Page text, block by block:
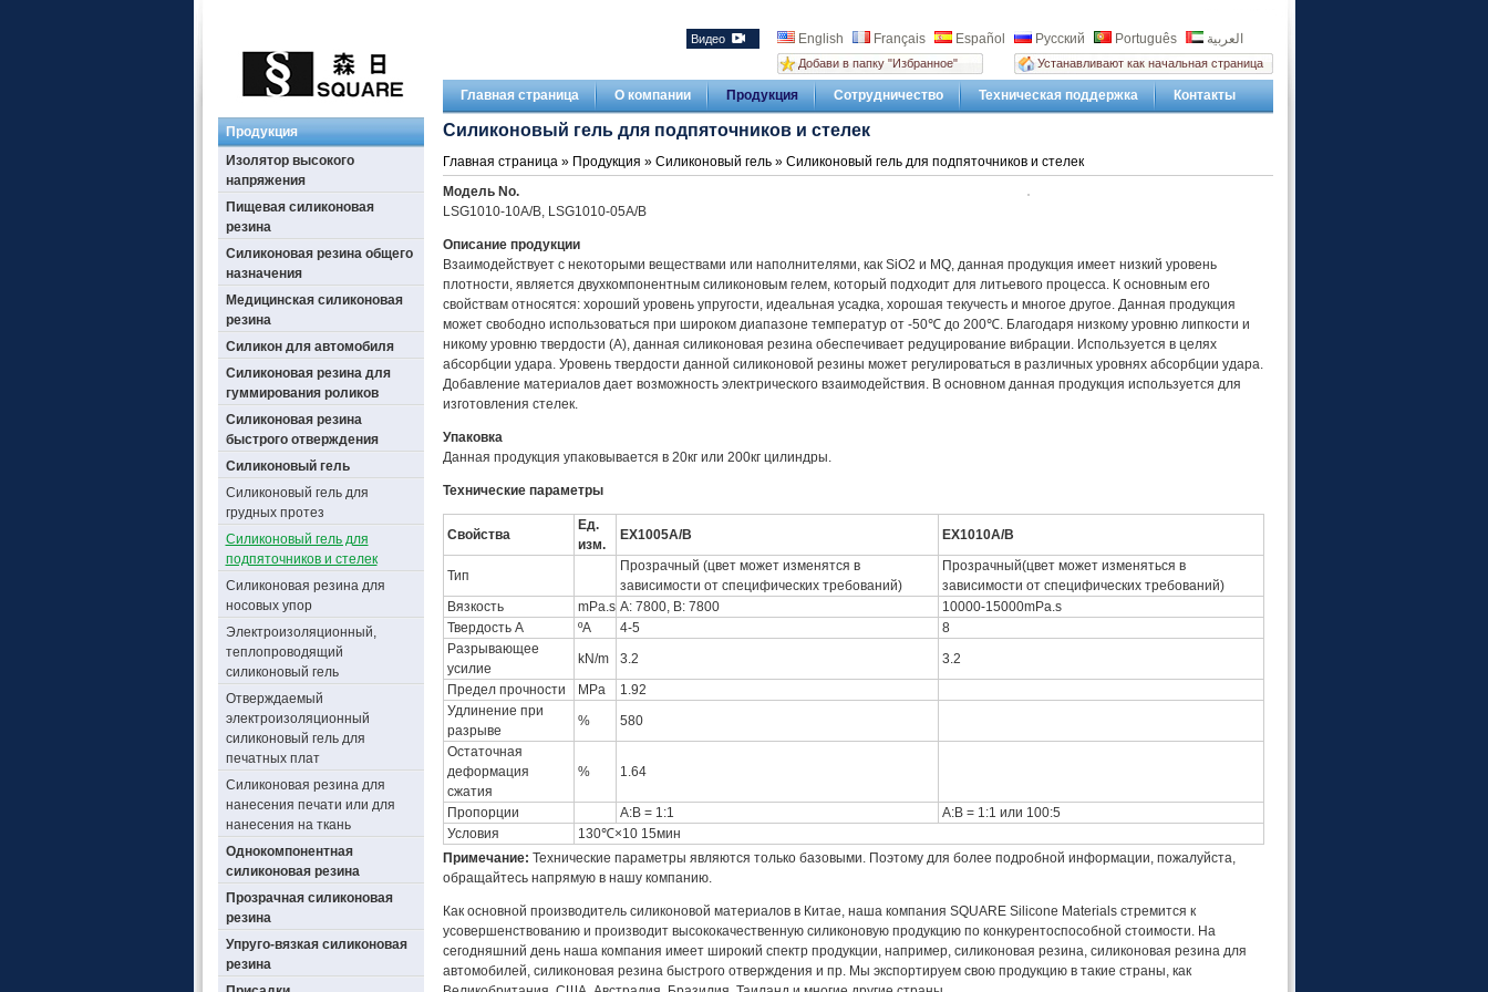
Видео English Français Español Русский Português العربية
Устанавливают как начальная страница
Добави в папку "Избранное"
Главная страница О компании Продукция Сотрудничество Техническая поддержка Контакты
Продукция
Изолятор высокого
напряжения
Пищевая силиконовая
резина
Силиконовая резина общего
назначения
Медицинская силиконовая
резина
Силикон для автомобиля
Силиконовая резина для
гуммирования роликов
Силиконовая резина
быстрого отверждения
Силиконовый гель
Силиконовый гель для
грудных протез
Силиконовый гель для
подпяточников и стелек
Силиконовая резина для
носовых упор
Электроизоляционный,
теплопроводящий
силиконовый гель
Отверждаемый
электроизоляционный
силиконовый гель для
печатных плат
Силиконовая резина для
нанесения печати или для
нанесения на ткань
Однокомпонентная
силиконовая резина
Прозрачная силиконовая
резина
Упруго-вязкая силиконовая
резина
Силиконовый гель для подпяточников и стелек
Главная страница» Продукция » Силиконовый гель» Силиконовый гель для подпяточников и стелек
Модель No.
LSG1010-10A/B, LSG1010-05A/B
Описание продукции
Взаимодействует с некоторыми веществами или наполнителями, как SiO2 и MQ, данная продукция имеет низкий уровень
плотности, является двухкомпонентным силиконовым гелем, который подходит для литьевого процесса. К основным его
свойствам относятся: хороший уровень упругости, идеальная усадка, хорошая текучесть и многое другое. Данная продукция
может свободно использоваться при широком диапазоне температур от -50℃ до 200℃. Благодаря низкому уровню липкости и
никому уровню твердости (A), данная силиконовая резина обеспечивает редуцирование вибрации. Используется в целях
абсорбции удара. Уровень твердости данной силиконовой резины может регулироваться в различных уровнях абсорбции удара.
Добавление материалов дает возможность электрического взаимодействия. В основном данная продукция используется для
изготовления стелек.
Упаковка
Данная продукция упаковывается в 20кг или 200кг цилиндры.
Технические параметры
Свойства
Ед.
изм.
EX1005A/B EX1010A/B
Тип
Прозрачный (цвет может изменятся в
зависимости от специфических требований)
Прозрачный(цвет может изменяться в
зависимости от специфических требований)
Вязкость
mPa.s A: 7800, B: 7800
10000-15000mPa.s
Твердость A
ºA 4-5
8
Разрывающее
усилие
kN/m 3.2
3.2
Предел прочности
MPa
1.92
Удлинение при
разрыве
%
580
Остаточная
деформация
сжатия
% 1.64
Пропорции A:B = 1:1
A:B = 1:1 или 100:5
Условия
130℃×10 15мин
Примечание: Технические параметры являются только базовыми. Поэтому для более подробной информации, пожалуйста,
обращайтесь напрямую в нашу компанию.
Как основной производитель силиконовой материалов в Китае, наша компания SQUARE Silicone Materials стремится к
усовершенствованию и производит высококачественную силиконовую продукцию по конкурентоспособной стоимости. На
сегодняшний день наша компания имеет широкий спектр продукции, например, силиконовая резина, силиконовая резина для
автомобилей, силиконовая резина быстрого отверждения и пр. Мы экспортируем свою продукцию в такие страны, как